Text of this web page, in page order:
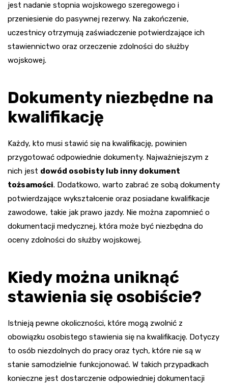
jest nadanie stopnia wojskowego szeregowego i
przeniesienie do pasywnej rezerwy. Na zakończenie,
uczestnicy otrzymują zaświadczenie potwierdzające ich
stawiennictwo oraz orzeczenie zdolności do służby
wojskowej.
Dokumenty niezbędne na
kwalifikację
Każdy, kto musi stawić się na kwalifikację, powinien
przygotować odpowiednie dokumenty. Najważniejszym z
nich jest dowód osobisty lub inny dokument
tożsamości. Dodatkowo, warto zabrać ze sobą dokumenty
potwierdzające wykształcenie oraz posiadane kwalifikacje
zawodowe, takie jak prawo jazdy. Nie można zapomnieć o
dokumentacji medycznej, która może być niezbędna do
oceny zdolności do służby wojskowej.
Kiedy można uniknąć
stawienia się osobiście?
Istnieją pewne okoliczności, które mogą zwolnić z
obowiązku osobistego stawienia się na kwalifikację. Dotyczy
to osób niezdolnych do pracy oraz tych, które nie są w
stanie samodzielnie funkcjonować. W takich przypadkach
konieczne jest dostarczenie odpowiedniej dokumentacji